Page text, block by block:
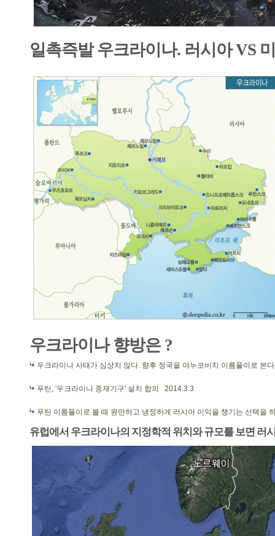
일촉즉발 우크라이나. 러시아 VS
우크라이나 향방은 ?
우크라이나 사태가 심상치 않다. 향후 정국을 야누코비치 이름풀이로 본
푸틴, '우크라이나 중재기구' 설치 합의 2014.3.3
푸틴 이름풀이로 볼 때 원만하고 냉정하게 러시아 이익을 챙기는 선택을
유럽에서 우크라이나의 지정학적 위치와 규모를 보면 러